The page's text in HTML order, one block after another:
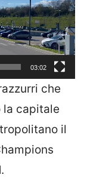
03:02
che
la capitale
il
.